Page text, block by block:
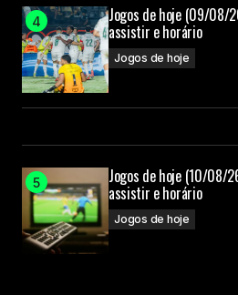
Jogos de hoje (09/08/
assistir e horário
Jogos de hoje
Jogos de hoje (10/08/
assistir e horário
Jogos de hoje